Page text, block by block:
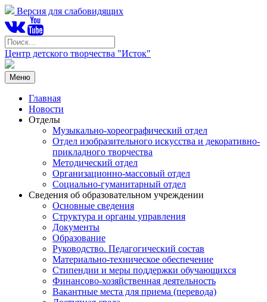
Версия для слабовидящих
Центр детского творчества "Исток"
Меню
Главная
Новости
Отделы
Музыкально-хореографический отдел
Отдел изобразительного искусства и декоративно-
прикладного творчества
Методический отдел
Организационно-массовый отдел
Социально-гуманитарный отдел
Сведения об образовательном учреждении
Основные сведения
Структура и органы управления
Документы
Образование
Руководство. Педагогический состав
Материально-техническое обеспечение
Стипендии и меры поддержки обучающихся
Финансово-хозяйственная деятельность
Вакантные места для приема (перевода)